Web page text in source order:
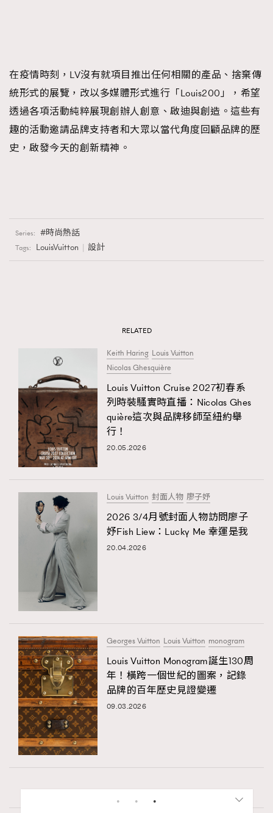
在疫情時刻，LV沒有就項目推出任何相關的產品、捨棄傳
統形式的展覽，改以多媒體形式進行「Louis200」，希望
透過各項活動純粹展現創辦人創意、啟迪與創造。這些有
趣的活動邀請品牌支持者和大眾以當代角度回顧品牌的歷
史，啟發今天的創新精神。
Series: 時尚熱話
Tags: LouisVuitton 設計
RELATED
Keith Haring Louis Vuitton
Nicolas Ghesquière
Louis Vuitton Cruise 2027初春系
列時裝騷實時直播：Nicolas Ghes
quière這次與品牌移師至紐約舉
行！
20.05.2026
Louis Vuitton 封面人物 廖子妤
2026 3/4月號封面人物訪問廖子
妤Fish Liew：Lucky Me 幸運是我
20.04.2026
Georges Vuitton Louis Vuitton monogram
Louis Vuitton Monogram誕生130周
年！橫跨一個世紀的圖案，記錄
品牌的百年歷史見證變遷
09.03.2026